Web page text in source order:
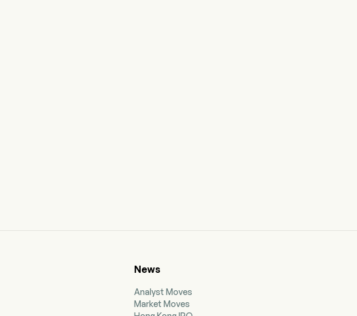
News
Analyst Moves
Market Moves